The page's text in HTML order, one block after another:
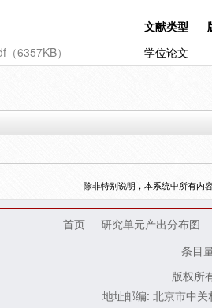
文献类型
6357KB）
学位论文
除非特别说明，本系统中所有内
首页
研究单元产出分布图
条目
版权所
地址邮编: 北京市中